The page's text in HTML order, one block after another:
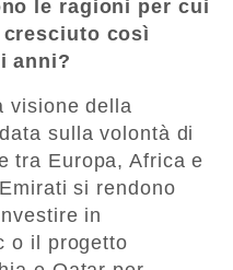
le ragioni per cui
così
anni?
visione della
sulla volontà di
tra Europa, Africa e
si rendono
in
o il progetto